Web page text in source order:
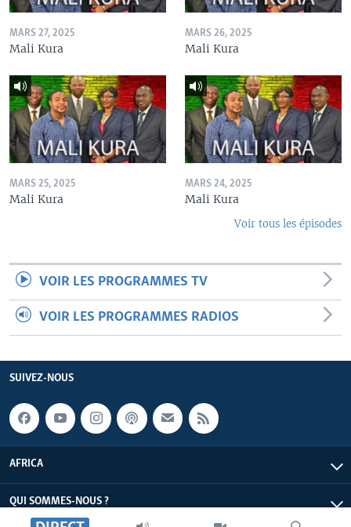
MARS 27, 2025
Mali Kura
MARS 26, 2025
Mali Kura
MARS 25, 2025
Mali Kura
MARS 24, 2025
Mali Kura
Voir tous les épisodes
VOIR LES PROGRAMMES TV
VOIR LES PROGRAMMES RADIOS
SUIVEZ-NOUS
AFRICA
QUI SOMMES-NOUS ?